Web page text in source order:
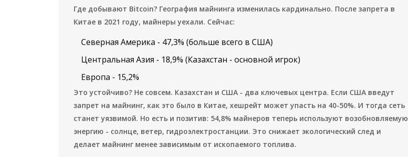
Где добывают Bitcoin? География майнинга изменилась кардинально. После запрета в
Китае в 2021 году, майнеры уехали. Сейчас:
Северная Америка - 47,3% (больше всего в США)
Центральная Азия - 18,9% (Казахстан - основной игрок)
Европа - 15,2%
Это устойчиво? Не совсем. Казахстан и США - два ключевых центра. Если США введут
запрет на майнинг, как это было в Китае, хешрейт может упасть на 40-50%. И тогда сеть
станет уязвимой. Но есть и позитив: 54,8% майнеров теперь используют возобновляемую
энергию - солнце, ветер, гидроэлектростанции. Это снижает экологический след и
делает майнинг менее зависимым от ископаемого топлива.